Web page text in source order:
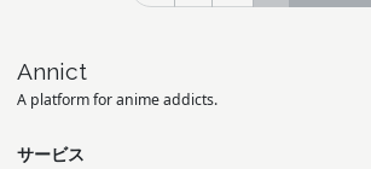
Annict
A platform for anime addicts.
サービス